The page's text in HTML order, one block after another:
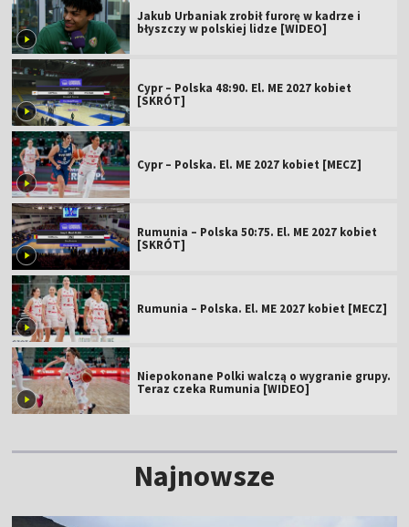
Jakub Urbaniak zrobił furorę w kadrze i
błyszczy w polskiej lidze [WIDEO]
Cypr – Polska 48:90. El. ME 2027 kobiet
[SKRÓT]
Cypr – Polska. El. ME 2027 kobiet [MECZ]
Rumunia – Polska 50:75. El. ME 2027 kobiet
[SKRÓT]
Rumunia – Polska. El. ME 2027 kobiet [MECZ]
Niepokonane Polki walczą o wygranie grupy.
Teraz czeka Rumunia [WIDEO]
Najnowsze